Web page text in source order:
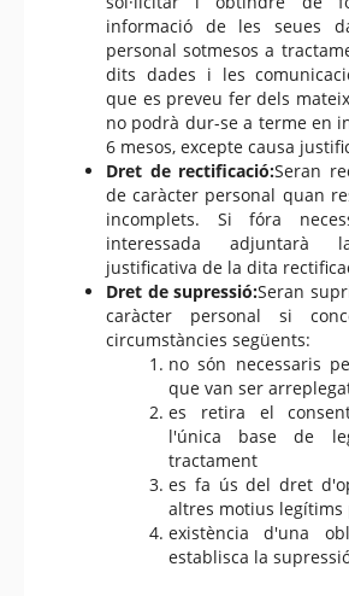
informació de les seues
personal sotmesos a
dits dades i les
que es preveu fer dels
no podrà dur-se a terme en
6 mesos, excepte causa
Dret de rectificació:Seran
de caràcter personal quan
incomplets. Si fóra
interessada adjuntarà
justificativa de la dita
Dret de supressió:Seran
caràcter personal si
circumstàncies següents:
no són necessaris
que van ser
es retira el
l'única base de
tractament
es fa ús del dret
altres motius
existència d'una
establisca la